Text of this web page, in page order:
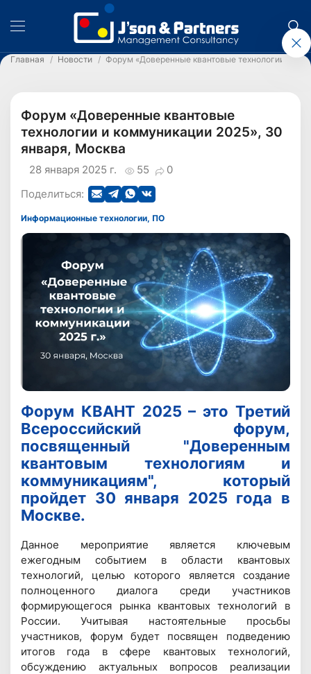
Главная Новости Форум «Доверенные квантовые технологии и
Форум «Доверенные квантовые
технологии и коммуникации 2025», 30
января, Москва
55 0
28 января 2025 г.
Поделиться:
Информационные технологии, ПО
Форум КВАНТ 2025 – это Третий
Всероссийский форум,
посвященный "Доверенным
квантовым технологиям и
коммуникациям", который
пройдет 30 января 2025 года в
Москве.
Данное мероприятие является ключевым
ежегодным событием в области квантовых
технологий, целью которого является создание
полноценного диалога среди участников
формирующегося рынка квантовых технологий в
России. Учитывая настоятельные просьбы
участников, форум будет посвящен подведению
итогов года в сфере квантовых технологий,
обсуждению актуальных вопросов реализации